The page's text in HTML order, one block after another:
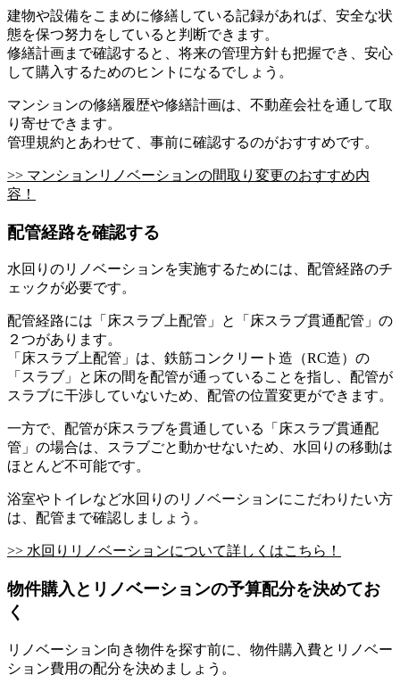
建物や設備をこまめに修繕している記録があれば、安全な状
態を保つ努力をしていると判断できます。
修繕計画まで確認すると、将来の管理方針も把握でき、安心
して購入するためのヒントになるでしょう。
マンションの修繕履歴や修繕計画は、不動産会社を通して取
り寄せできます。
管理規約とあわせて、事前に確認するのがおすすめです。
>> マンションリノベーションの間取り変更のおすすめ内
容！
配管経路を確認する
水回りのリノベーションを実施するためには、配管経路のチ
ェックが必要です。
配管経路には「床スラブ上配管」と「床スラブ貫通配管」の
２つがあります。
「床スラブ上配管」は、鉄筋コンクリート造（RC造）の
「スラブ」と床の間を配管が通っていることを指し、配管が
スラブに干渉していないため、配管の位置変更ができます。
一方で、配管が床スラブを貫通している「床スラブ貫通配
管」の場合は、スラブごと動かせないため、水回りの移動は
ほとんど不可能です。
浴室やトイレなど水回りのリノベーションにこだわりたい方
は、配管まで確認しましょう。
>> 水回りリノベーションについて詳しくはこちら！
物件購入とリノベーションの予算配分を決めてお
く
リノベーション向き物件を探す前に、物件購入費とリノベー
ション費用の配分を決めましょう。